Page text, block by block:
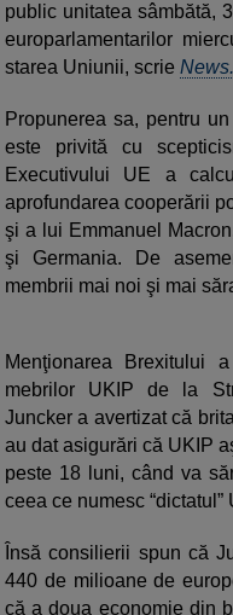
public unitatea sâmbătă,
europarlamentarilor
starea Uniunii, scrie
Propunerea sa, pentru
este privită cu
Executivului UE a
aprofundarea cooperării
şi a lui Emmanuel
şi Germania. De
membrii mai noi şi mai
Menţionarea Brexitului
mebrilor UKIP de la
Juncker a avertizat că
au dat asigurări că UKIP
peste 18 luni, când va
ceea ce numesc
Însă consilierii spun că
440 de milioane de
că a doua economie din